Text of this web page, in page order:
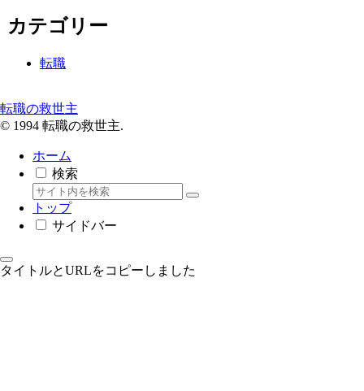
カテゴリー
転職
転職の救世主
© 1994 転職の救世主.
ホーム
検索
トップ
サイドバー
タイトルとURLをコピーしました